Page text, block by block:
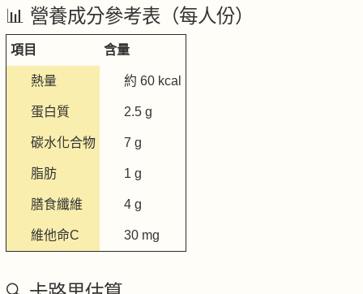
📊 營養成分參考表（每人份）
項目 含量
熱量 約 60 kcal
蛋白質 2.5 g
碳水化合物 7 g
脂肪 1 g
膳食纖維 4 g
維他命C 30 mg